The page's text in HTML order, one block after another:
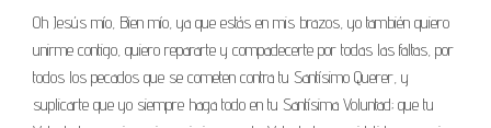
Oh Jesús mío, Bien mío, ya que estás en mis brazos, yo también quiero
unirme contigo, quiero repararte y compadecerte por todas las faltas, por
todos los pecados que se cometen contra tu Santísimo Querer, y
suplicarte que yo siempre haga todo en tu Santísima Voluntad; que tu